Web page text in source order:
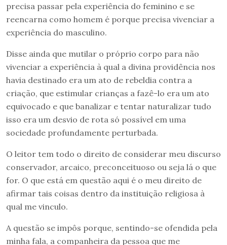
precisa passar pela experiência do feminino e se
reencarna como homem é porque precisa vivenciar a
experiência do masculino.
Disse ainda que mutilar o próprio corpo para não
vivenciar a experiência à qual a divina providência nos
havia destinado era um ato de rebeldia contra a
criação, que estimular crianças a fazê-lo era um ato
equivocado e que banalizar e tentar naturalizar tudo
isso era um desvio de rota só possível em uma
sociedade profundamente perturbada.
O leitor tem todo o direito de considerar meu discurso
conservador, arcaico, preconceituoso ou seja lá o que
for. O que está em questão aqui é o meu direito de
afirmar tais coisas dentro da instituição religiosa à
qual me vinculo.
A questão se impôs porque, sentindo-se ofendida pela
minha fala, a companheira da pessoa que me